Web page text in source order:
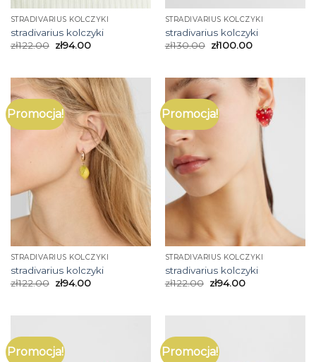
STRADIVARIUS KOLCZYKI
stradivarius kolczyki
zł122.00 zł94.00
STRADIVARIUS KOLCZYKI
stradivarius kolczyki
zł130.00 zł100.00
Promocja!
STRADIVARIUS KOLCZYKI
stradivarius kolczyki
zł122.00 zł94.00
Promocja!
STRADIVARIUS KOLCZYKI
stradivarius kolczyki
zł122.00 zł94.00
Promocja! Promocja!